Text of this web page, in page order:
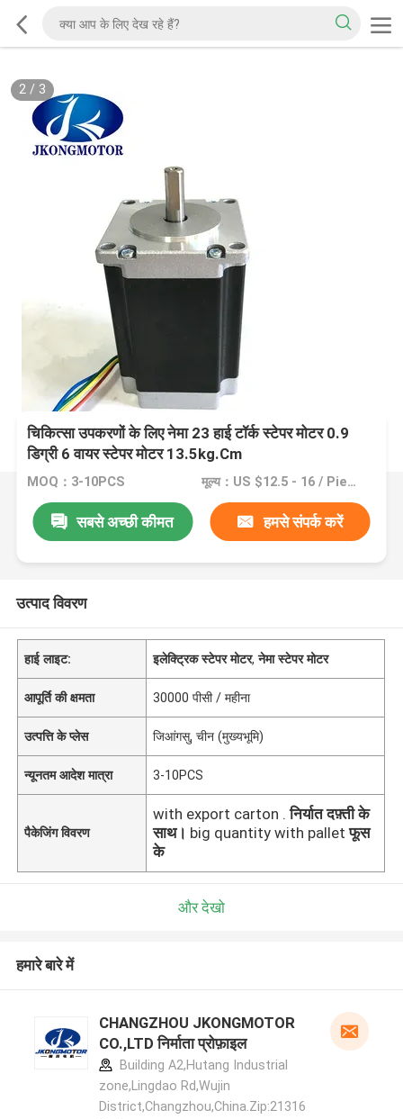
2/ 3
चिकित्सा उपकरणों के लिए नेमा 23 हाई टॉर्क स्टेपर मोटर 0.9
डिग्री 6 वायर स्टेपर मोटर 13.5kg.Cm
MOQ：3-10PCS मूल्य：US $12.5 - 16 / Pieces
सबसे अच्छी कीमत हमसे संपर्क करें
उत्पाद विवरण
हाई लाइट: इलेक्ट्रिक स्टेपर मोटर,नेमा स्टेपर मोटर
आपूर्ति की क्षमता 30000 पीसी / महीना
उत्पत्ति के प्लेस जिआंगसु, चीन (मुख्यभूमि)
न्यूनतम आदेश मात्रा 3-10PCS
पैकेजिंग विवरण
with export carton . निर्यात दफ़्ती के
साथ। big quantity with pallet फूस
के
और देखो
हमारे बारे में
CHANGZHOU JKONGMOTOR
CO.,LTD निर्माता प्रोफ़ाइल
Building A2,Hutang Industrial
zone,Lingdao Rd,Wujin
District,Changzhou,China.Zip:21316